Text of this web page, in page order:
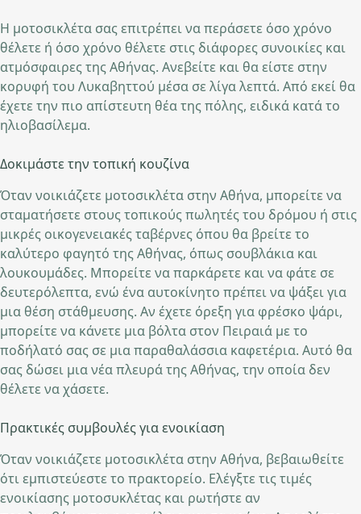
Η μοτοσικλέτα σας επιτρέπει να περάσετε όσο χρόνο
θέλετε ή όσο χρόνο θέλετε στις διάφορες συνοικίες και
ατμόσφαιρες της Αθήνας. Ανεβείτε και θα είστε στην
κορυφή του Λυκαβηττού μέσα σε λίγα λεπτά. Από εκεί θα
έχετε την πιο απίστευτη θέα της πόλης, ειδικά κατά το
ηλιοβασίλεμα.
Δοκιμάστε την τοπική κουζίνα
Όταν νοικιάζετε μοτοσικλέτα στην Αθήνα, μπορείτε να
σταματήσετε στους τοπικούς πωλητές του δρόμου ή στις
μικρές οικογενειακές ταβέρνες όπου θα βρείτε το
καλύτερο φαγητό της Αθήνας, όπως σουβλάκια και
λουκουμάδες. Μπορείτε να παρκάρετε και να φάτε σε
δευτερόλεπτα, ενώ ένα αυτοκίνητο πρέπει να ψάξει για
μια θέση στάθμευσης. Αν έχετε όρεξη για φρέσκο ψάρι,
μπορείτε να κάνετε μια βόλτα στον Πειραιά με το
ποδήλατό σας σε μια παραθαλάσσια καφετέρια. Αυτό θα
σας δώσει μια νέα πλευρά της Αθήνας, την οποία δεν
θέλετε να χάσετε.
Πρακτικές συμβουλές για ενοικίαση
Όταν νοικιάζετε μοτοσικλέτα στην Αθήνα, βεβαιωθείτε
ότι εμπιστεύεστε το πρακτορείο. Ελέγξτε τις τιμές
ενοικίασης μοτοσυκλέτας και ρωτήστε αν